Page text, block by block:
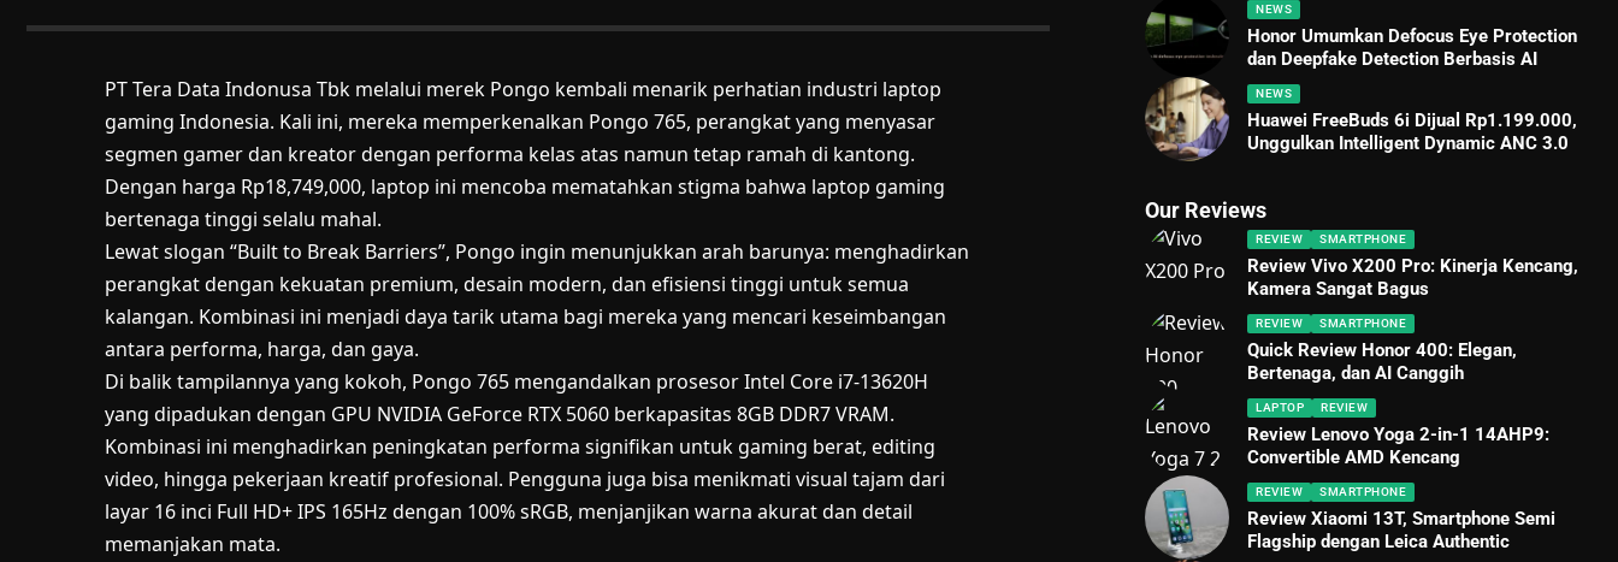
PT Tera Data Indonusa Tbk melalui merek Pongo kembali menarik perhatian industri laptop
gaming Indonesia. Kali ini, mereka memperkenalkan Pongo 765, perangkat yang menyasar
segmen gamer dan kreator dengan performa kelas atas namun tetap ramah di kantong.
Dengan harga Rp18,749,000, laptop ini mencoba mematahkan stigma bahwa laptop gaming
bertenaga tinggi selalu mahal.
Lewat slogan “Built to Break Barriers”, Pongo ingin menunjukkan arah barunya: menghadirkan
perangkat dengan kekuatan premium, desain modern, dan efisiensi tinggi untuk semua
kalangan. Kombinasi ini menjadi daya tarik utama bagi mereka yang mencari keseimbangan
antara performa, harga, dan gaya.
Di balik tampilannya yang kokoh, Pongo 765 mengandalkan prosesor Intel Core i7-13620H
yang dipadukan dengan GPU NVIDIA GeForce RTX 5060 berkapasitas 8GB DDR7 VRAM.
Kombinasi ini menghadirkan peningkatan performa signifikan untuk gaming berat, editing
video, hingga pekerjaan kreatif profesional. Pengguna juga bisa menikmati visual tajam dari
layar 16 inci Full HD+ IPS 165Hz dengan 100% sRGB, menjanjikan warna akurat dan detail
memanjakan mata.
NEWS
Honor Umumkan Defocus Eye Protection
dan Deepfake Detection Berbasis AI
NEWS
Huawei FreeBuds 6i Dijual Rp1.199.000,
Unggulkan Intelligent Dynamic ANC 3.0
Our Reviews
REVIEW SMARTPHONE
Review Vivo X200 Pro: Kinerja Kencang,
Kamera Sangat Bagus
REVIEW SMARTPHONE
Quick Review Honor 400: Elegan,
Bertenaga, dan AI Canggih
LAPTOP REVIEW
Review Lenovo Yoga 2-in-1 14AHP9:
Convertible AMD Kencang
REVIEW SMARTPHONE
Review Xiaomi 13T, Smartphone Semi
Flagship dengan Leica Authentic